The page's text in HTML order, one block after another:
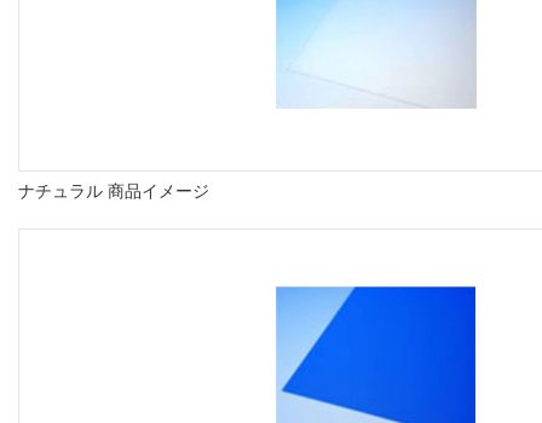
ナチュラル 商品イメージ